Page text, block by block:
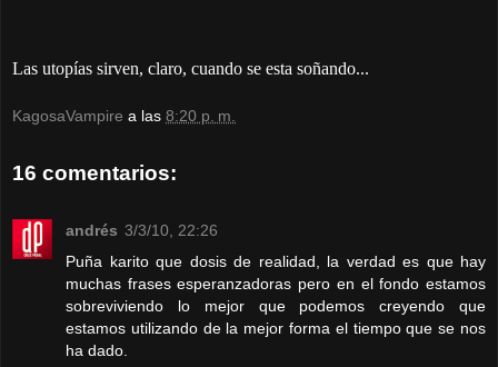
Las utopías sirven, claro, cuando se esta soñando...
KagosaVampire a las 8:20 p. m.
16 comentarios:
andrés 3/3/10, 22:26
Puña karito que dosis de realidad, la verdad es que hay
muchas frases esperanzadoras pero en el fondo estamos
sobreviviendo lo mejor que podemos creyendo que
estamos utilizando de la mejor forma el tiempo que se nos
ha dado.